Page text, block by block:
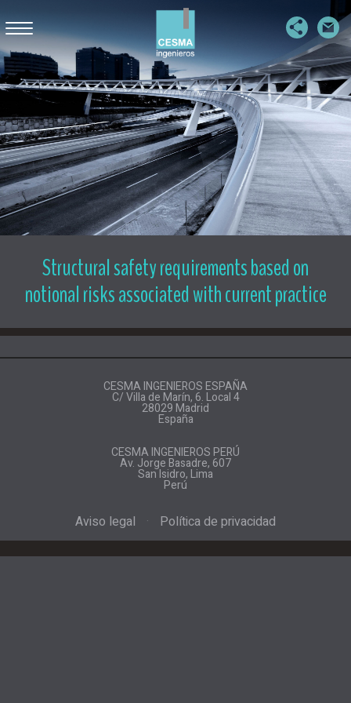
EMPRESA
PUENTES
PASARELAS
EDIFICACIÓN SINGULAR
OBRAS HIDRÁULICAS Y MARÍTIMAS
EDIFICACIÓN INDUSTRIAL
ESTRUCTURAS SOTERRADAS
Structural safety requirements based on
notional risks associated with current practice
CESMA INGENIEROS ESPAÑA
C/ Villa de Marín, 6. Local 4
28029 Madrid
España
CESMA INGENIEROS PERÚ
Av. Jorge Basadre, 607
San Isidro, Lima
Perú
Aviso legal · Política de privacidad